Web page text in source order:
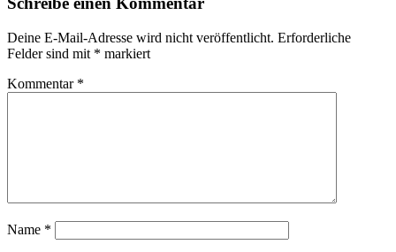
Deine E-Mail-Adresse wird nicht veröffentlicht. Erforderliche
Felder sind mit * markiert
Kommentar *
Name *